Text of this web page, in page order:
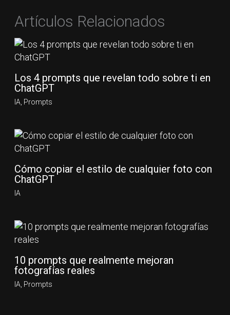
Artículos Relacionados
Los 4 prompts que revelan todo sobre ti en
ChatGPT
IA, Prompts
Cómo copiar el estilo de cualquier foto con
ChatGPT
IA
10 prompts que realmente mejoran
fotografías reales
IA, Prompts